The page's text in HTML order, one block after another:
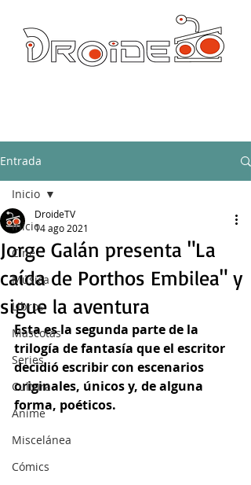
Entrada
Inicio
Cine
Música
Libros
Mascotas
Series
Cultura
Anime
Miscelánea
Cómics
Inicio
Jorge Galán presenta "La
caída de Porthos Embilea" y
sigue la aventura
DroideTV
14 ago 2021
Esta es la segunda parte de la
trilogía de fantasía que el escritor
decidió escribir con escenarios
originales, únicos y, de alguna
forma, poéticos.